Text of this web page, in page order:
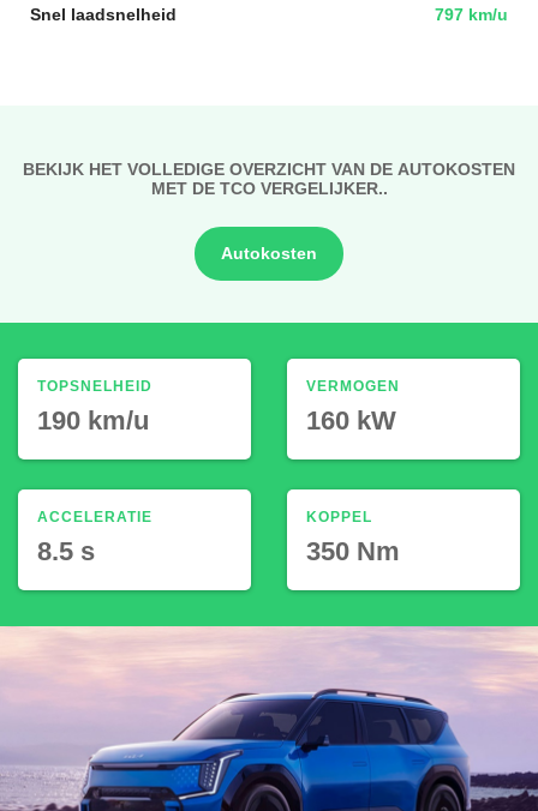
Snel laadsnelheid 797 km/u
BEKIJK HET VOLLEDIGE OVERZICHT VAN DE AUTOKOSTEN
MET DE TCO VERGELIJKER..
Autokosten
TOPSNELHEID
190 km/u
ACCELERATIE
8.5 s
VERMOGEN
160 kW
KOPPEL
350 Nm